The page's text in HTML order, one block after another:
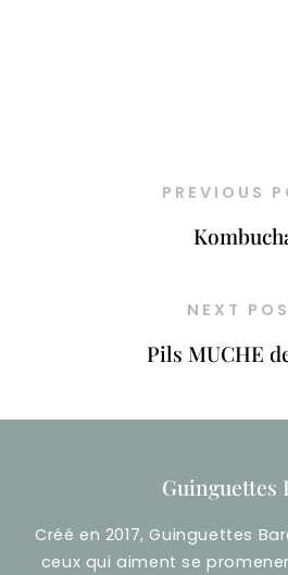
PREVIOUS
NEXT
Pils MUCHE
Guinguettes
Créé en 2017, Guinguettes
ceux qui aiment se